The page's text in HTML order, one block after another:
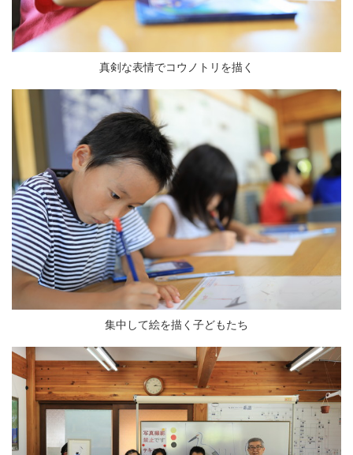
真剣な表情でコウノトリを描く
集中して絵を描く子どもたち